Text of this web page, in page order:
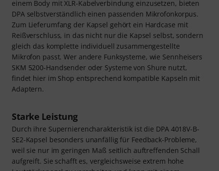
einem Body mit XLR-Kabelverbindung einzusetzen, bieten
DPA selbstverständlich einen passenden Mikrofonkorpus.
Zum Lieferumfang der Kapsel gehört ein Hardcase mit
Reißverschluss, in das nicht nur die Kapsel selbst, sondern
gleich das komplette individuell zusammengestellte
Mikrofon passt. Wer andere Funksysteme, wie Sennheisers
SKM 5200-Handsender oder Systeme von Shure nutzt,
findet hier im Shop entsprechend kompatible Kapseln mit
Adaptern.
Starke Leistung
Durch ihre Supernierencharakteristik ist die DPA 4018V-B-
SE2-Kapsel besonders unanfällig für Feedback-Probleme,
weil sie nur im geringen Maß seitlich auftreffenden Schall
aufgreift. Sie schafft es, vergleichsweise extrem hohe